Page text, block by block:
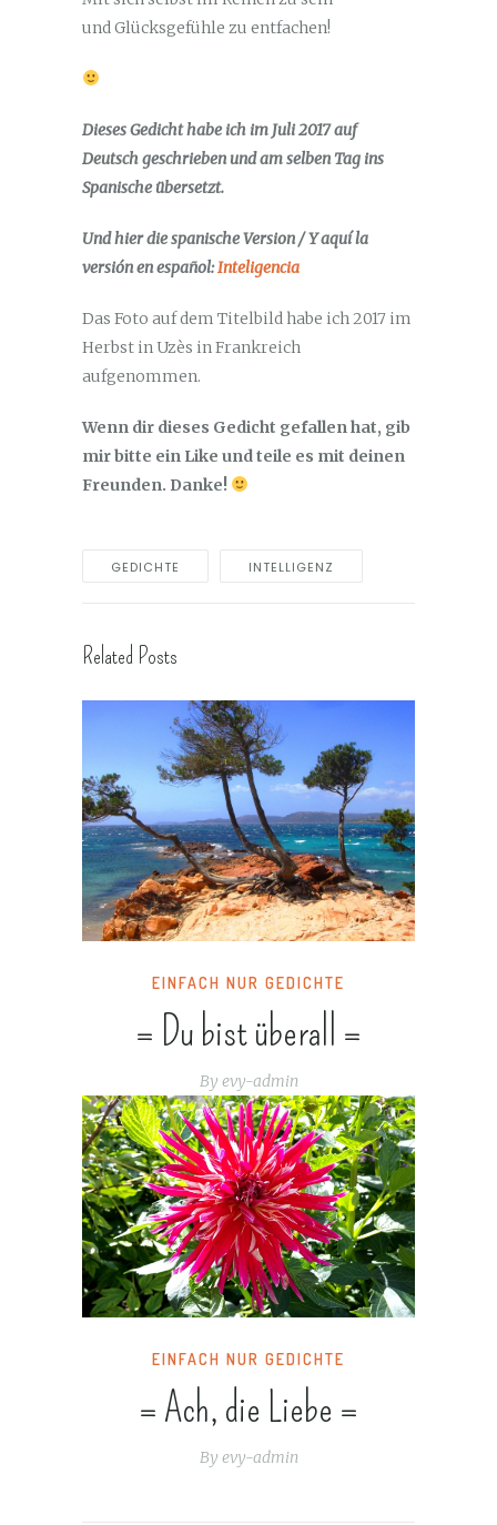
und Glücksgefühle zu entfachen!
Dieses Gedicht habe ich im Juli 2017 auf
Deutsch geschrieben und am selben Tag ins
Spanische übersetzt.
Und hier die spanische Version / Y aquí la
versión en español:Inteligencia
Das Foto auf dem Titelbild habe ich 2017 im
Herbst in Uzès in Frankreich
aufgenommen.
Wenn dir dieses Gedicht gefallen hat, gib
mir bitte ein Like und teile es mit deinen
Freunden. Danke!
GEDICHTE INTELLIGENZ
Related Posts
EINFACH NUR GEDICHTE
= Du bist überall =
By evy-admin
EINFACH NUR GEDICHTE
= Ach, die Liebe =
By evy-admin